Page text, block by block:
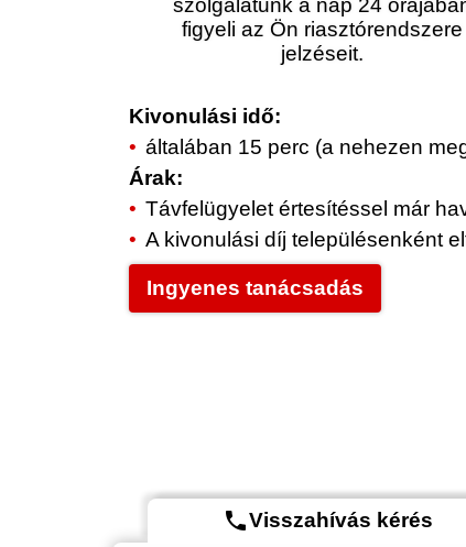
szolgálatunk a nap 24
figyeli az Ön riasztórendszere
jelzéseit.
Kivonulási idő:
általában 15 perc (a nehezen
Árak:
Távfelügyelet értesítéssel már
A kivonulási díj településenként
Ingyenes tanácsadás
phoneVisszahívás kérés